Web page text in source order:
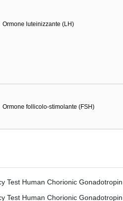
Ormone luteinizzante (LH)
Ormone follicolo-stimolante (FSH)